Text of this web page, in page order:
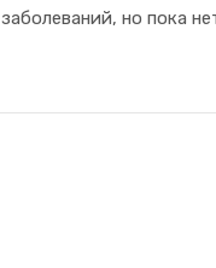
но пока